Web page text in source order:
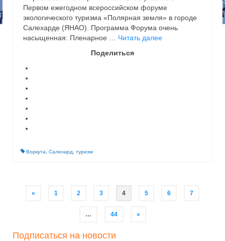
Первом ежегодном всероссийском форуме
экологического туризма «Полярная земля» в городе
Салехарде (ЯНАО). Программа Форума очень
насыщенная: Пленарное … Читать далее
Поделиться
Воркута Салехард туризм
« 1 2 3 4 5 6 7
… 44 »
Подписаться на новости